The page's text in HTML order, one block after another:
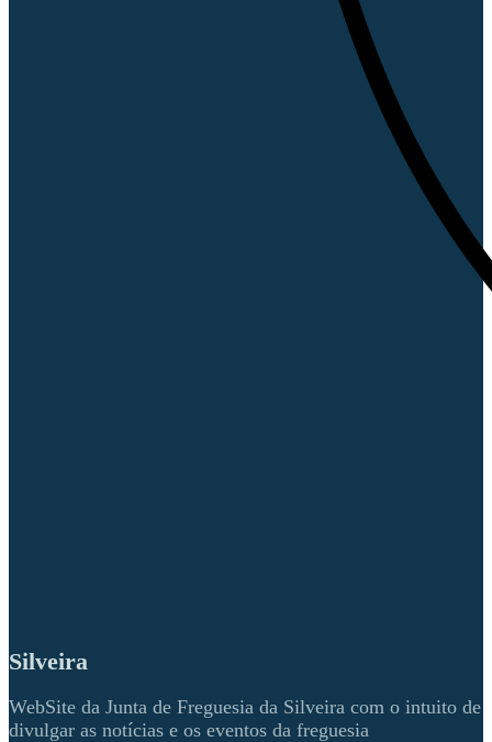
Silveira
WebSite da Junta de Freguesia da Silveira com o intuito de
divulgar as notícias e os eventos da freguesia